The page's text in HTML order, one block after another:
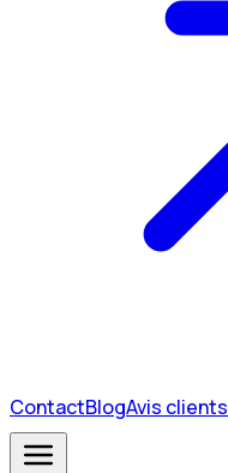
ContactBlogAvis clients